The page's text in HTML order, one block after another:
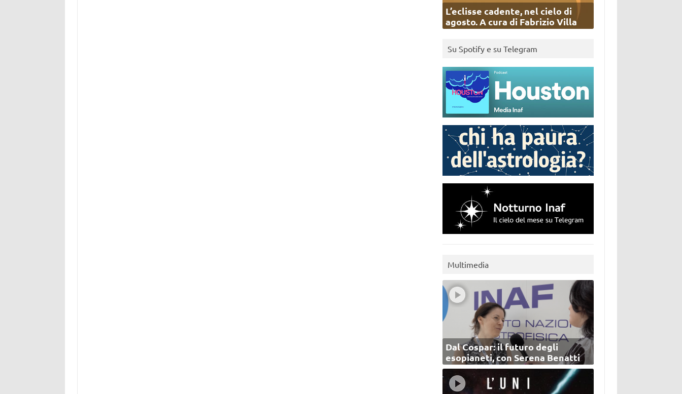
L’eclisse cadente, nel cielo di
agosto. A cura di Fabrizio Villa
Su Spotify e su Telegram
Multimedia
Dal Cospar: il futuro degli
esopianeti, con Serena Benatti